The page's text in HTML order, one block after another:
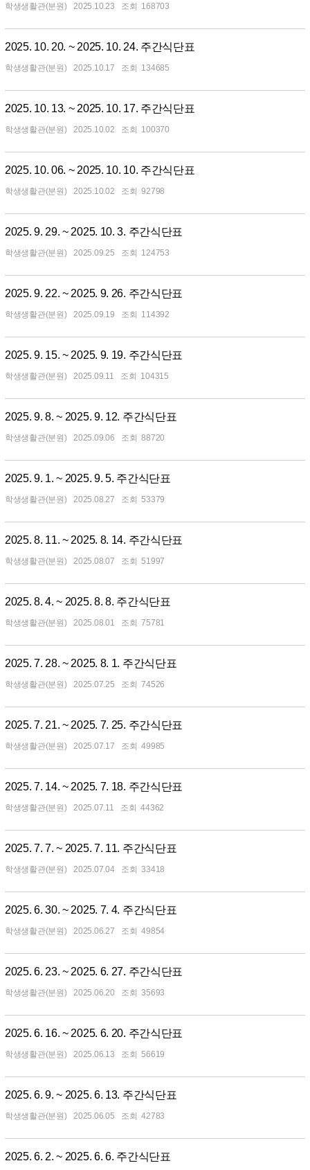
학생생활관(분원) 2025.10.23 168703
2025. 10. 20. ~ 2025. 10. 24. 주간식단표
학생생활관(분원) 2025.10.17 134685
2025. 10. 13. ~ 2025. 10. 17. 주간식단표
학생생활관(분원) 2025.10.02 100370
2025. 10. 06. ~ 2025. 10. 10. 주간식단표
학생생활관(분원) 2025.10.02 92798
2025. 9. 29. ~ 2025. 10. 3. 주간식단표
학생생활관(분원) 2025.09.25 124753
2025. 9. 22. ~ 2025. 9. 26. 주간식단표
학생생활관(분원) 2025.09.19 114392
2025. 9. 15. ~ 2025. 9. 19. 주간식단표
학생생활관(분원) 2025.09.11 104315
2025. 9. 8. ~ 2025. 9. 12. 주간식단표
학생생활관(분원) 2025.09.06 88720
2025. 9. 1. ~ 2025. 9. 5. 주간식단표
학생생활관(분원) 2025.08.27 53379
2025. 8. 11. ~ 2025. 8. 14. 주간식단표
학생생활관(분원) 2025.08.07 51997
2025. 8. 4. ~ 2025. 8. 8. 주간식단표
학생생활관(분원) 2025.08.01 75781
2025. 7. 28. ~ 2025. 8. 1. 주간식단표
학생생활관(분원) 2025.07.25 74526
2025. 7. 21. ~ 2025. 7. 25. 주간식단표
학생생활관(분원) 2025.07.17 49985
2025. 7. 14. ~ 2025. 7. 18. 주간식단표
학생생활관(분원) 2025.07.11 44362
2025. 7. 7. ~ 2025. 7. 11. 주간식단표
학생생활관(분원) 2025.07.04 33418
2025. 6. 30. ~ 2025. 7. 4. 주간식단표
학생생활관(분원) 2025.06.27 49854
2025. 6. 23. ~ 2025. 6. 27. 주간식단표
학생생활관(분원) 2025.06.20 35693
2025. 6. 16. ~ 2025. 6. 20. 주간식단표
학생생활관(분원) 2025.06.13 56619
2025. 6. 9. ~ 2025. 6. 13. 주간식단표
학생생활관(분원) 2025.06.05 42783
2025. 6. 2. ~ 2025. 6. 6. 주간식단표